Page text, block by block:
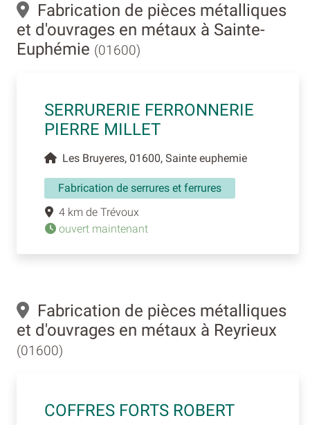
Fabrication de pièces métalliques
et d'ouvrages en métaux à Sainte-
Euphémie (01600)
SERRURERIE FERRONNERIE
PIERRE MILLET
Les Bruyeres, 01600, Sainte euphemie
Fabrication de serrures et ferrures
4 km de Trévoux
ouvert maintenant
Fabrication de pièces métalliques
et d'ouvrages en métaux à Reyrieux
(01600)
COFFRES FORTS ROBERT